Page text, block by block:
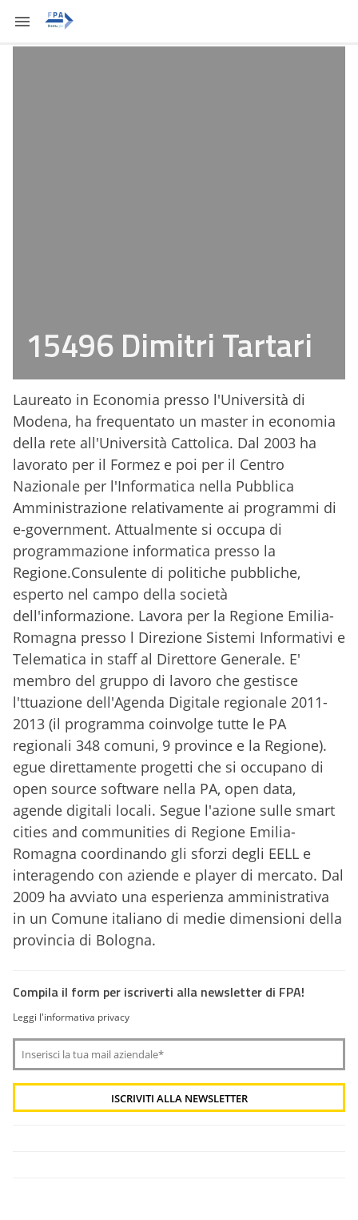
15496 Dimitri Tartari
Laureato in Economia presso l'Università di
Modena, ha frequentato un master in economia
della rete all'Università Cattolica. Dal 2003 ha
lavorato per il Formez e poi per il Centro
Nazionale per l'Informatica nella Pubblica
Amministrazione relativamente ai programmi di
e-government. Attualmente si occupa di
programmazione informatica presso la
Regione.Consulente di politiche pubbliche,
esperto nel campo della società
dell'informazione. Lavora per la Regione Emilia-
Romagna presso l Direzione Sistemi Informativi e
Telematica in staff al Direttore Generale. E'
membro del gruppo di lavoro che gestisce
l'ttuazione dell'Agenda Digitale regionale 2011-
2013 (il programma coinvolge tutte le PA
regionali 348 comuni, 9 province e la Regione).
egue direttamente progetti che si occupano di
open source software nella PA, open data,
agende digitali locali. Segue l'azione sulle smart
cities and communities di Regione Emilia-
Romagna coordinando gli sforzi degli EELL e
interagendo con aziende e player di mercato. Dal
2009 ha avviato una esperienza amministrativa
in un Comune italiano di medie dimensioni della
provincia di Bologna.
Compila il form per iscriverti alla newsletter di FPA!
Leggi l'informativa privacy